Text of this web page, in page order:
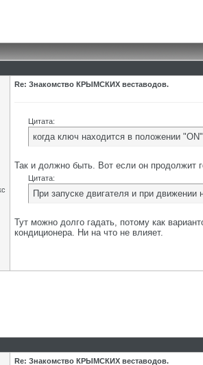
Re: Знакомство КРЫМСКИХ веставодов.
Цитата:
когда ключ находится в положении
Так и должно быть. Вот если он продолжит
Цитата:
При запуске двигателя и при
Тут можно долго гадать, потому как
кондиционера. Ни на что не влияет.
Re: Знакомство КРЫМСКИХ веставодов.